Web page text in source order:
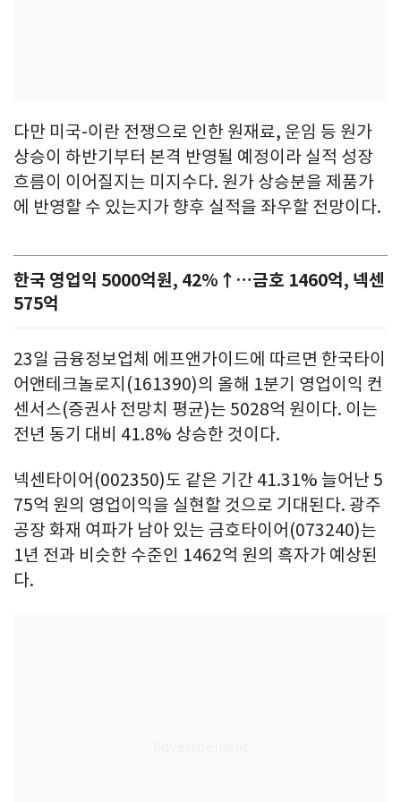
다만 미국-이란 전쟁으로 인한 원재료, 운임 등 원가
상승이 하반기부터 본격 반영될 예정이라 실적 성장
흐름이 이어질지는 미지수다. 원가 상승분을 제품가
에 반영할 수 있는지가 향후 실적을 좌우할 전망이다.
한국 영업익 5000억원, 42%↑…금호 1460억, 넥센
575억
23일 금융정보업체 에프앤가이드에 따르면 한국타이
어앤테크놀로지(161390)의 올해 1분기 영업이익 컨
센서스(증권사 전망치 평균)는 5028억 원이다. 이는
전년 동기 대비 41.8% 상승한 것이다.
넥센타이어(002350)도 같은 기간 41.31% 늘어난 5
75억 원의 영업이익을 실현할 것으로 기대된다. 광주
공장 화재 여파가 남아 있는 금호타이어(073240)는
1년 전과 비슷한 수준인 1462억 원의 흑자가 예상된
다.